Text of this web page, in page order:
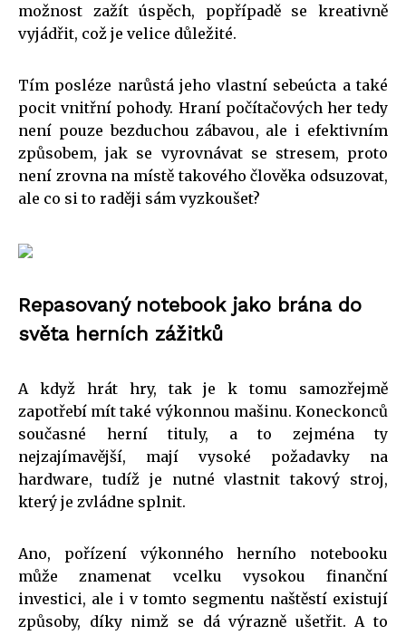
možnost zažít úspěch, popřípadě se kreativně
vyjádřit, což je velice důležité.
Tím posléze narůstá jeho vlastní sebeúcta a také
pocit vnitřní pohody. Hraní počítačových her tedy
není pouze bezduchou zábavou, ale i efektivním
způsobem, jak se vyrovnávat se stresem, proto
není zrovna na místě takového člověka odsuzovat,
ale co si to raději sám vyzkoušet?
Repasovaný notebook jako brána do
světa herních zážitků
A když hrát hry, tak je k tomu samozřejmě
zapotřebí mít také výkonnou mašinu. Koneckonců
současné herní tituly, a to zejména ty
nejzajímavější, mají vysoké požadavky na
hardware, tudíž je nutné vlastnit takový stroj,
který je zvládne splnit.
Ano, pořízení výkonného herního notebooku
může znamenat vcelku vysokou finanční
investici, ale i v tomto segmentu naštěstí existují
způsoby, díky nimž se dá výrazně ušetřit. A to